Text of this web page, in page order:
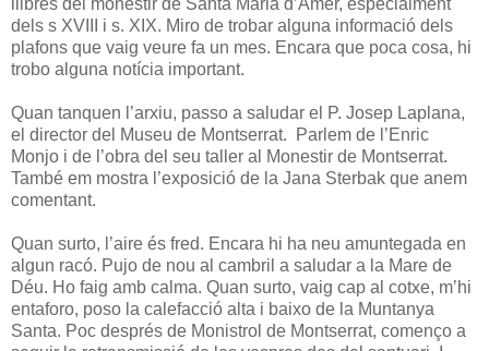
dels s XVIII i s. XIX. Miro de trobar alguna informació dels
plafons que vaig veure fa un mes. Encara que poca cosa, hi
trobo alguna notícia important.
Quan tanquen l’arxiu, passo a saludar el P. Josep Laplana,
el director del Museu de Montserrat. Parlem de l’Enric
Monjo i de l’obra del seu taller al Monestir de Montserrat.
També em mostra l’exposició de la Jana Sterbak que anem
comentant.
Quan surto, l’aire és fred. Encara hi ha neu amuntegada en
algun racó. Pujo de nou al cambril a saludar a la Mare de
Déu. Ho faig amb calma. Quan surto, vaig cap al cotxe, m’hi
entaforo, poso la calefacció alta i baixo de la Muntanya
Santa. Poc després de Monistrol de Montserrat, començo a